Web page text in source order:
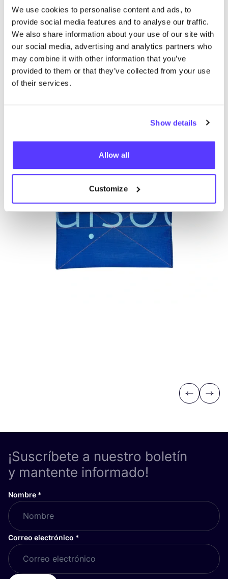
We use cookies to personalise content and ads, to
provide social media features and to analyse our traffic.
We also share information about your use of our site with
our social media, advertising and analytics partners who
may combine it with other information that you’ve
provided to them or that they’ve collected from your use
of their services.
Show details
Allow all
Customize
Otras marcas
Previous
Next
¡Suscríbete a nuestro boletín
y mantente informado!
Nombre *
Correo electrónico *